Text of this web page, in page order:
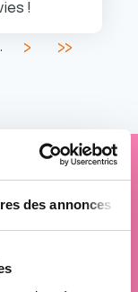
des annonces
!